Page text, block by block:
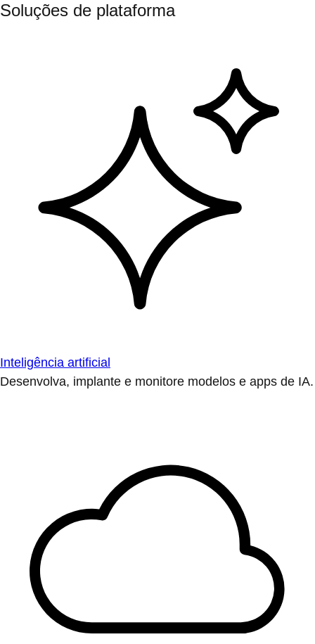
Soluções de plataforma
Inteligência artificial
Desenvolva, implante e monitore modelos e apps de IA.